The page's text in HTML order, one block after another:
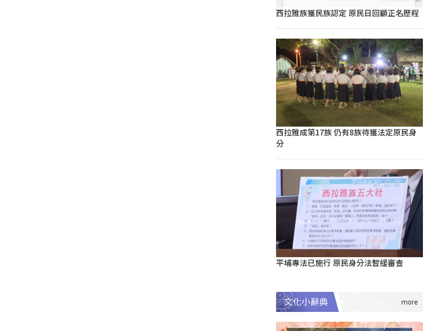
西拉雅族獲民族認定 原民日回顧正名歷程
西拉雅成第17族 仍有8族待獲法定原民身
分
平埔專法已施行 原民身分法暫緩審查
文化小辭典